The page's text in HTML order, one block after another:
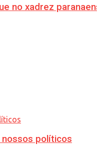
no xadrez
nossos políticos